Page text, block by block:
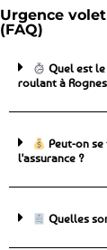
Urgence
(FAQ)
Quel est
roulant à
Peut-on
l'assurance ?
Quelles